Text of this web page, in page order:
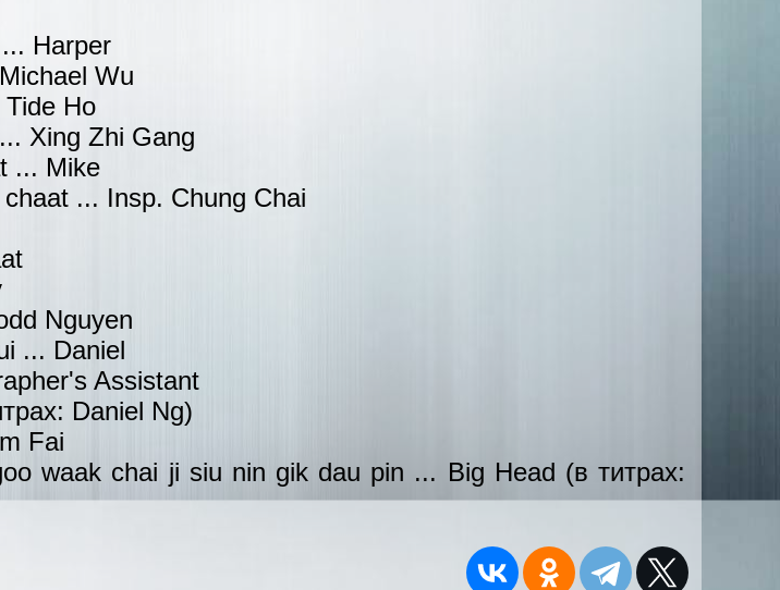
Harper
Wu
Ho
Xing Zhi Gang
... Mike
... Insp. Chung Chai
Nguyen
... Daniel
Assistant
Daniel Ng)
Fai
waak chai ji siu nin gik dau pin ... Big Head (в титрах: